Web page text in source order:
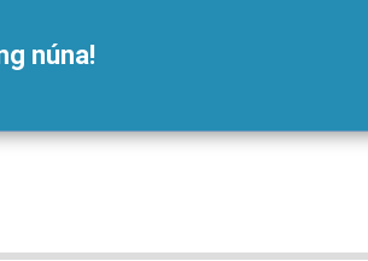
núna!